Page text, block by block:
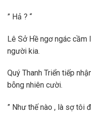
” Hả ? “
Lê Sở Hề ngơ ngác
người kia.
Quý Thanh Triển tiếp
bỗng nhiên cười.
” Như thế nào , là sợ tôi